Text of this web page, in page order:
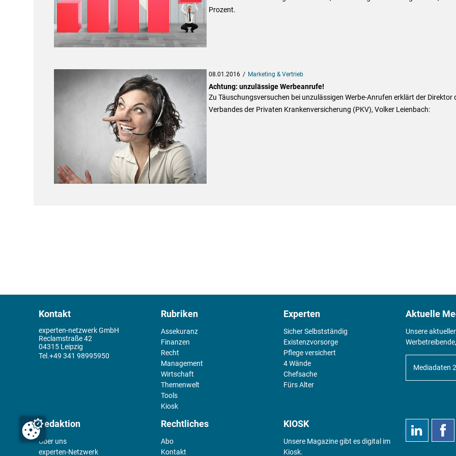
Prozent.
08.01.2016 Marketing & Vertrieb
Achtung: unzulässige Werbeanrufe!
Zu Täuschungsversuchen bei unzulässigen Werbe-Anrufen erklärt der Direktor
Verbandes der Privaten Krankenversicherung (PKV), Volker Leienbach:
Kontakt
experten-netzwerk GmbH
Reclamstraße 42
04315 Leipzig
+49 341 98995950
Rubriken
Assekuranz
Finanzen
Recht
Management
Wirtschaft
Themenwelt
Tools
Kiosk
Experten
Sicher Selbstständig
Existenz­vorsorge
Pflege versichert
4 Wände
Chefsache
Fürs Alter
Aktuelle
Unsere
Mediadaten
Redaktion
Über uns
experten-Netzwerk
Rechtliches
Abo
Kontakt
KIOSK
Unsere Magazine gibt es digital im
Kiosk.